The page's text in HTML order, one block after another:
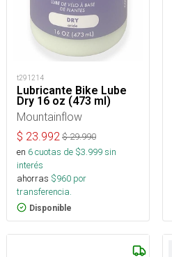
t291214
Lubricante Bike Lube
Dry 16 oz (473 ml)
Mountainflow
$ 23.992 $29.990
en 6cuotas de $3.999sin
interés
ahorras $960 por
transferencia.
Disponible